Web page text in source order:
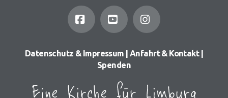
Datenschutz & Impressum Anfahrt & Kontakt
Spenden